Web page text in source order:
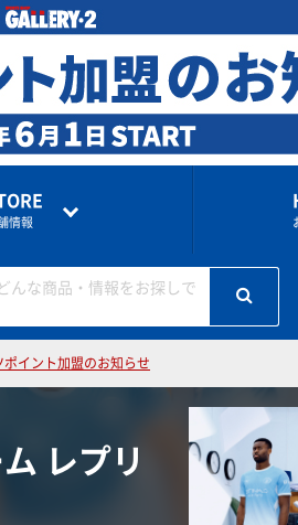
情報
んな商品・情報をお探しで
ポイント加盟のお知らせ
レプリ